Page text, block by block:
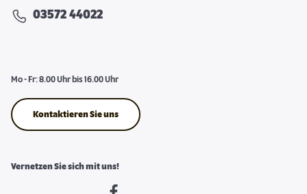
03572 44022
Mo - Fr: 8.00 Uhr bis 16.00 Uhr
Kontaktieren Sie uns
Vernetzen Sie sich mit uns!